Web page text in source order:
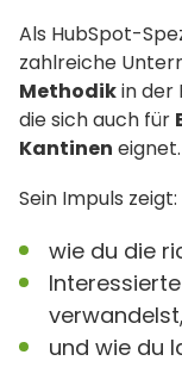
Als HubSpot-
zahlreiche
Methodikin der
die sich auch für
Kantinen eignet.
Sein Impuls zeigt:
wie du die
verwandelst,
und wie du